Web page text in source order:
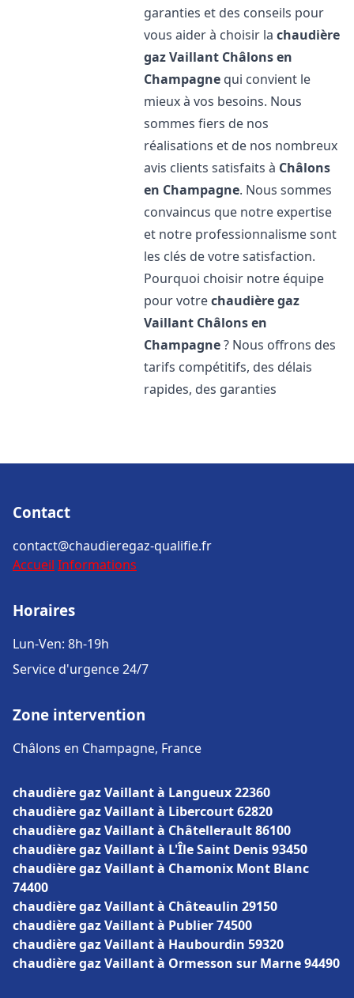
garanties et des conseils pour
vous aider à choisir lachaudière
gaz Vaillant Châlons en
Champagne qui convient le
mieux à vos besoins. Nous
sommes fiers de nos
réalisations et de nos nombreux
avis clients satisfaits à Châlons
en Champagne. Nous sommes
convaincus que notre expertise
et notre professionnalisme sont
les clés de votre satisfaction.
Pourquoi choisir notre équipe
pour votrechaudière gaz
Vaillant Châlons en
Champagne? Nous offrons des
tarifs compétitifs, des délais
rapides, des garanties
Contact
contact@chaudieregaz-qualifie.fr
Accueil Informations
Horaires
Lun-Ven: 8h-19h
Service d'urgence 24/7
Zone intervention
Châlons en Champagne, France
chaudière gaz Vaillant à Langueux 22360
chaudière gaz Vaillant à Libercourt 62820
chaudière gaz Vaillant à Châtellerault 86100
chaudière gaz Vaillant à L'Île Saint Denis 93450
chaudière gaz Vaillant à Chamonix Mont Blanc
74400
chaudière gaz Vaillant à Châteaulin 29150
chaudière gaz Vaillant à Publier 74500
chaudière gaz Vaillant à Haubourdin 59320
chaudière gaz Vaillant à Ormesson sur Marne 94490